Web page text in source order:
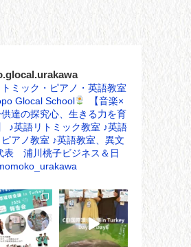
ミック・ピアノ・英語教室
Glocal School
【音楽×
達の探究心、生きる力を育
♪英語リトミック教室 ♪英語
アノ教室 ♪英語教室、異文
表 浦川桃子ビジネス＆日